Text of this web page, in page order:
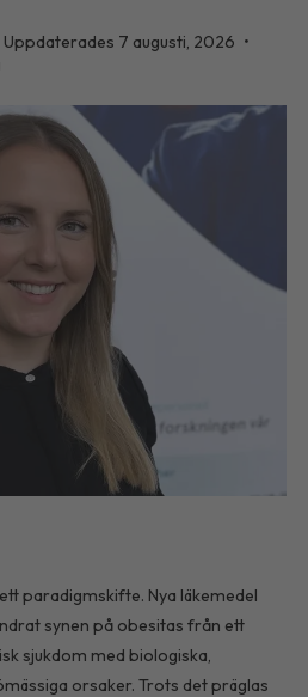
Uppdaterades 7 augusti, 2026 •
paradigmskifte. Nya läkemedel
synen på obesitas från ett
sjukdom med biologiska,
orsaker. Trots det präglas